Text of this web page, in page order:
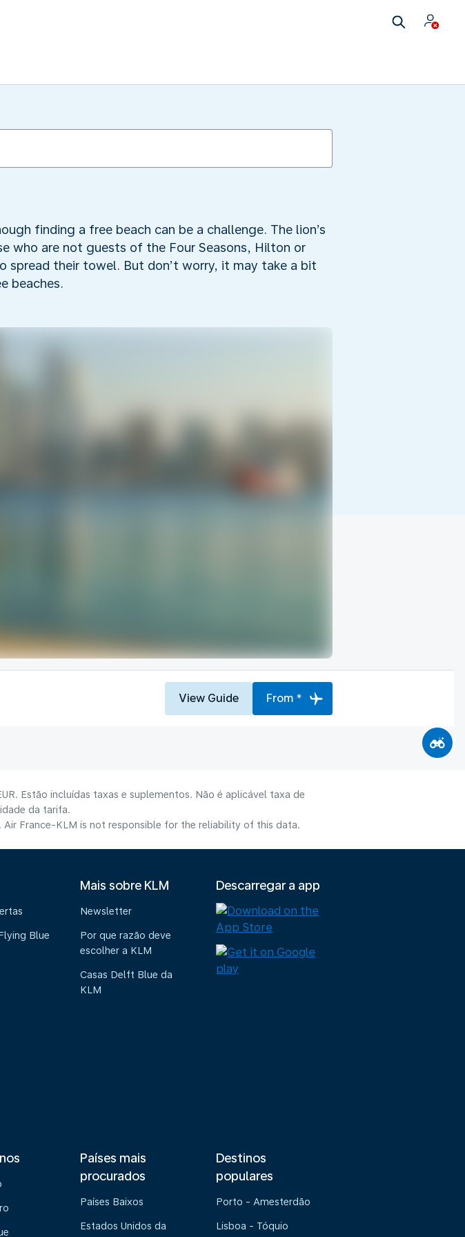
finding a free beach can be a challenge. The lion’s
who are not guests of the Four Seasons, Hilton or
spread their towel. But don’t worry, it may take a bit
beaches.
View Guide From *
Estão incluídas taxas e suplementos. Não é aplicável taxa de
da tarifa.
France-KLM is not responsible for the reliability of this data.
Blue
Mais sobre KLM
Newsletter
Por que razão deve
escolher a KLM
Casas Delft Blue da
KLM
Descarregar a app
Países mais
procurados
Países Baixos
Estados Unidos da
Destinos
populares
Porto - Amesterdão
Lisboa - Tóquio